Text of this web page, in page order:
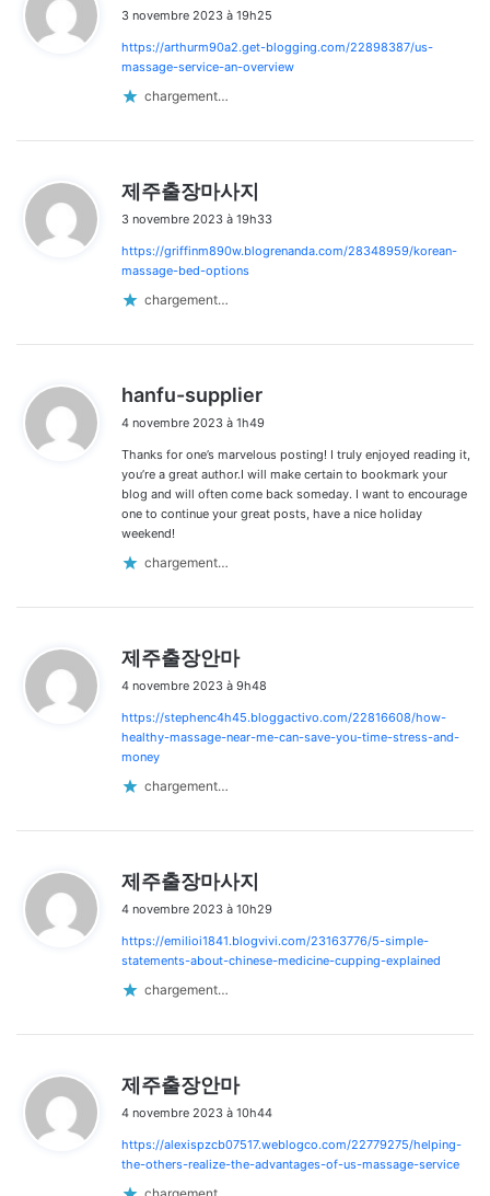
t
:
3 novembre 2023 à 19h25
https://arthurm90a2.get-blogging.com/22898387/us-
massage-service-an-overview
chargement…
제주출장마사지
t
3 novembre 2023 à 19h33
https://griffinm890w.blogrenanda.com/28348959/korean-
massage-bed-options
chargement…
hanfu-supplier
t
:
4 novembre 2023 à 1h49
Thanks for one’s marvelous posting! I truly enjoyed reading it,
you’re a great author.I will make certain to bookmark your
blog and will often come back someday. I want to encourage
one to continue your great posts, have a nice holiday
weekend!
chargement…
제주출장안마
t
:
4 novembre 2023 à 9h48
https://stephenc4h45.bloggactivo.com/22816608/how-
healthy-massage-near-me-can-save-you-time-stress-and-
money
chargement…
제주출장마사지
t
:
4 novembre 2023 à 10h29
https://emilioi1841.blogvivi.com/23163776/5-simple-
statements-about-chinese-medicine-cupping-explained
chargement…
제주출장안마
t
:
4 novembre 2023 à 10h44
https://alexispzcb07517.weblogco.com/22779275/helping-
the-others-realize-the-advantages-of-us-massage-service